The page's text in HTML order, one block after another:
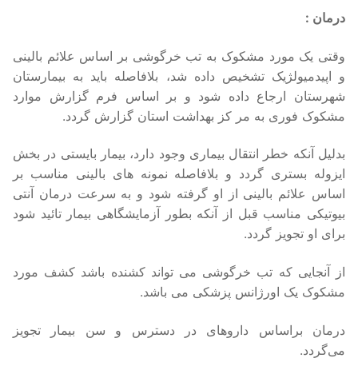
درمان :
وقتی یک مورد مشکوک به تب خرگوشی بر اساس علائم بالینی
و اپیدمیولژیک تشخیص داده شد، بلافاصله باید به بیمارستان
شهرستان ارجاع داده شود و بر اساس فرم گزارش موارد
مشکوک فوری به مر کز بهداشت استان گزارش گردد.
بدلیل آنکه خطر انتقال بیماری وجود دارد، بیمار بایستی در بخش
ایزوله بستری گردد و بلافاصله نمونه های بالینی مناسب بر
اساس علائم بالینی از او گرفته شود و به سرعت درمان آنتی
بیوتیکی مناسب قبل از آنکه بطور آزمایشگاهی بیمار تائید شود
برای او تجویز گردد.
از آنجایی که تب خرگوشی می تواند کشنده باشد کشف مورد
مشکوک یک اورژانس پزشکی می باشد.
درمان براساس داروهای در دسترس و سن بیمار تجویز
می‌گردد.